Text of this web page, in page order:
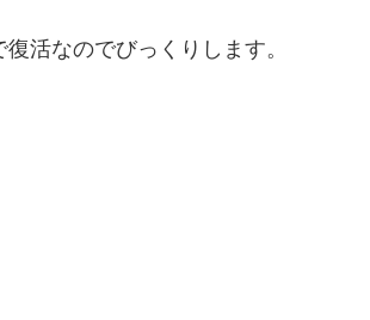
活なのでびっくりします。